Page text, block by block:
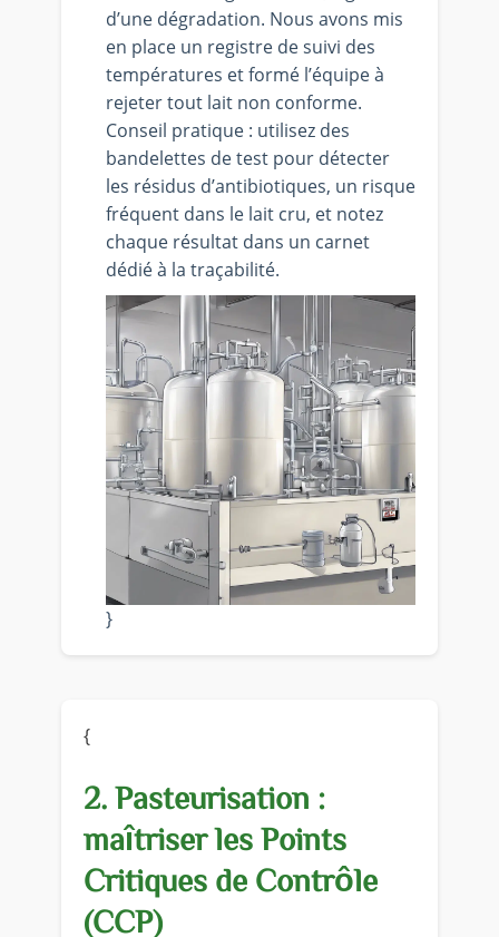
d’une dégradation. Nous avons mis
en place un registre de suivi des
températures et formé l’équipe à
rejeter tout lait non conforme.
Conseil pratique : utilisez des
bandelettes de test pour détecter
les résidus d’antibiotiques, un risque
fréquent dans le lait cru, et notez
chaque résultat dans un carnet
dédié à la traçabilité.
}
{
2. Pasteurisation :
maîtriser les Points
Critiques de Contrôle
(CCP)